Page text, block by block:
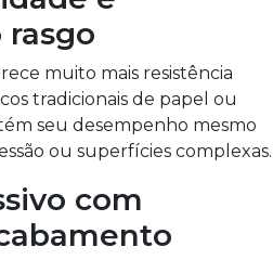
rasgo
muito mais resistência
tradicionais de papel ou
seu desempenho mesmo
ou superfícies complexas.
com